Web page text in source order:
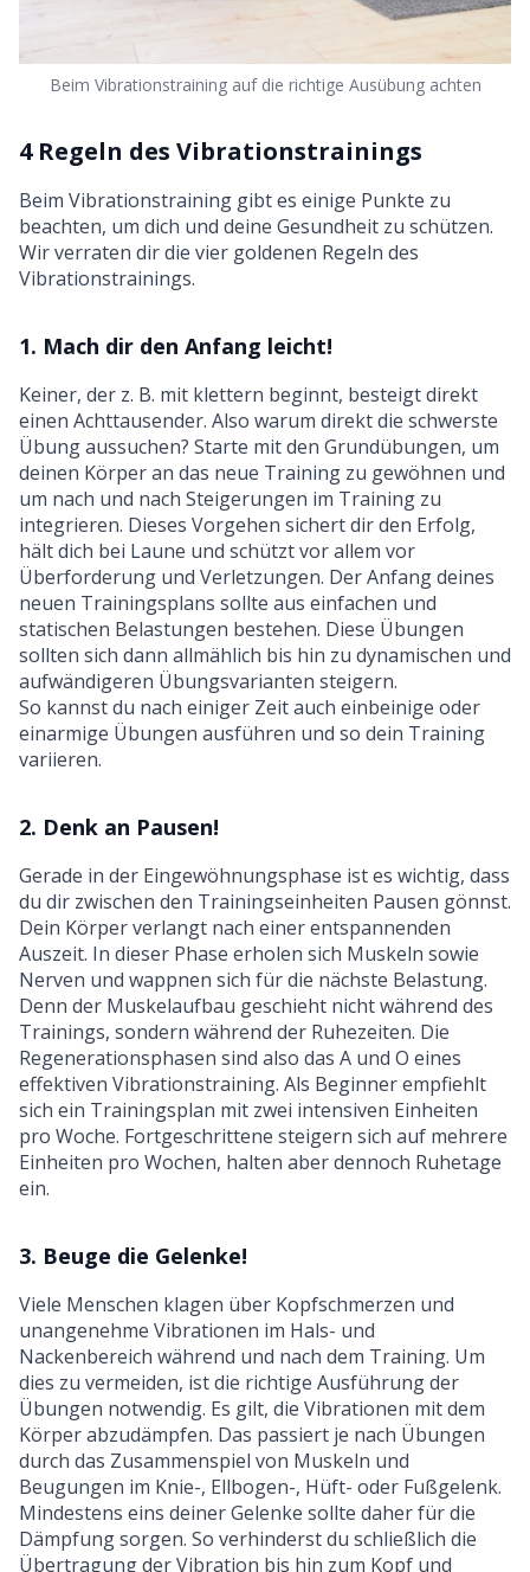
Beim Vibrationstraining auf die richtige Ausübung achten
4 Regeln des Vibrationstrainings
Beim Vibrationstraining gibt es einige Punkte zu
beachten, um dich und deine Gesundheit zu schützen.
Wir verraten dir die vier goldenen Regeln des
Vibrationstrainings.
1. Mach dir den Anfang leicht!
Keiner, der z. B. mit klettern beginnt, besteigt direkt
einen Achttausender. Also warum direkt die schwerste
Übung aussuchen? Starte mit den Grundübungen, um
deinen Körper an das neue Training zu gewöhnen und
um nach und nach Steigerungen im Training zu
integrieren. Dieses Vorgehen sichert dir den Erfolg,
hält dich bei Laune und schützt vor allem vor
Überforderung und Verletzungen. Der Anfang deines
neuen Trainingsplans sollte aus einfachen und
statischen Belastungen bestehen. Diese Übungen
sollten sich dann allmählich bis hin zu dynamischen und
aufwändigeren Übungsvarianten steigern.
So kannst du nach einiger Zeit auch einbeinige oder
einarmige Übungen ausführen und so dein Training
variieren.
2. Denk an Pausen!
Gerade in der Eingewöhnungsphase ist es wichtig, dass
du dir zwischen den Trainingseinheiten Pausen gönnst.
Dein Körper verlangt nach einer entspannenden
Auszeit. In dieser Phase erholen sich Muskeln sowie
Nerven und wappnen sich für die nächste Belastung.
Denn der Muskelaufbau geschieht nicht während des
Trainings, sondern während der Ruhezeiten. Die
Regenerationsphasen sind also das A und O eines
effektiven Vibrationstraining. Als Beginner empfiehlt
sich ein Trainingsplan mit zwei intensiven Einheiten
pro Woche. Fortgeschrittene steigern sich auf mehrere
Einheiten pro Wochen, halten aber dennoch Ruhetage
ein.
3. Beuge die Gelenke!
Viele Menschen klagen über Kopfschmerzen und
unangenehme Vibrationen im Hals- und
Nackenbereich während und nach dem Training. Um
dies zu vermeiden, ist die richtige Ausführung der
Übungen notwendig. Es gilt, die Vibrationen mit dem
Körper abzudämpfen. Das passiert je nach Übungen
durch das Zusammenspiel von Muskeln und
Beugungen im Knie-, Ellbogen-, Hüft- oder Fußgelenk.
Mindestens eins deiner Gelenke sollte daher für die
Dämpfung sorgen. So verhinderst du schließlich die
Übertragung der Vibration bis hin zum Kopf und